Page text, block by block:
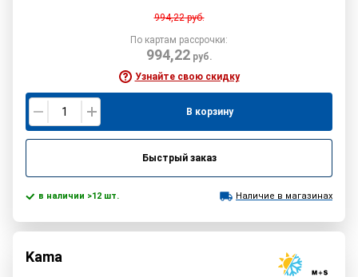
994,22руб.
По картам рассрочки:
994,22руб.
Узнайте свою скидку
В корзину
Быстрый заказ
в наличии >12 шт. Наличие в магазинах
Kama